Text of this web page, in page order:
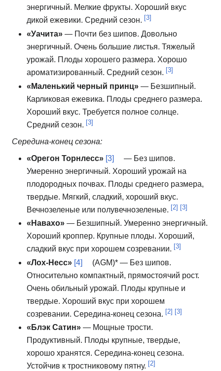
энергичный. Мелкие фрукты. Хороший вкус
дикой ежевики. Средний сезон. [3]
«Уачита» — Почти без шипов. Довольно
энергичный. Очень большие листья. Тяжелый
урожай. Плоды хорошего размера. Хорошо
ароматизированный. Средний сезон. [3]
«Маленький черный принц» — Безшипный.
Карликовая ежевика. Плоды среднего размера.
Хороший вкус. Требуется полное солнце.
Средний сезон. [3]
Середина-конец сезона:
«Орегон Торнлесс» [3]
— Без шипов.
Умеренно энергичный. Хороший урожай на
плодородных почвах. Плоды среднего размера,
твердые. Мягкий, сладкий, хороший вкус.
Вечнозеленые или полувечнозеленые. [2] [3]
«Навахо» — Безшипный. Умеренно энергичный.
Хороший кроппер. Крупные плоды. Хороший,
сладкий вкус при хорошем созревании. [3]
«Лох-Несс» [4]
(AGM)* — Без шипов.
Относительно компактный, прямостоячий рост.
Очень обильный урожай. Плоды крупные и
твердые. Хороший вкус при хорошем
созревании. Середина-конец сезона. [2] [3]
«Блэк Сатин» — Мощные трости.
Продуктивный. Плоды крупные, твердые,
хорошо хранятся. Середина-конец сезона.
Устойчив к тростниковому пятну. [2]